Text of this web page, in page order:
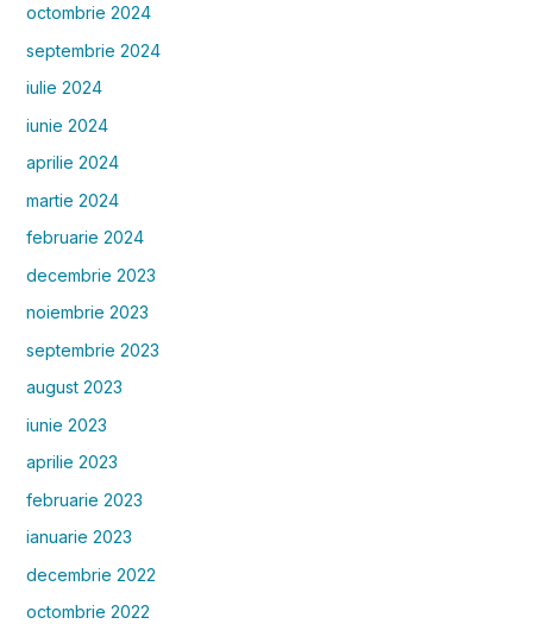
octombrie 2024
septembrie 2024
iulie 2024
iunie 2024
aprilie 2024
martie 2024
februarie 2024
decembrie 2023
noiembrie 2023
septembrie 2023
august 2023
iunie 2023
aprilie 2023
februarie 2023
ianuarie 2023
decembrie 2022
octombrie 2022